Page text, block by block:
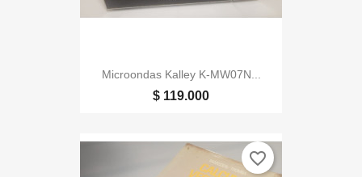
Microondas Kalley K-MW07N...
$ 119.000
favorite_border